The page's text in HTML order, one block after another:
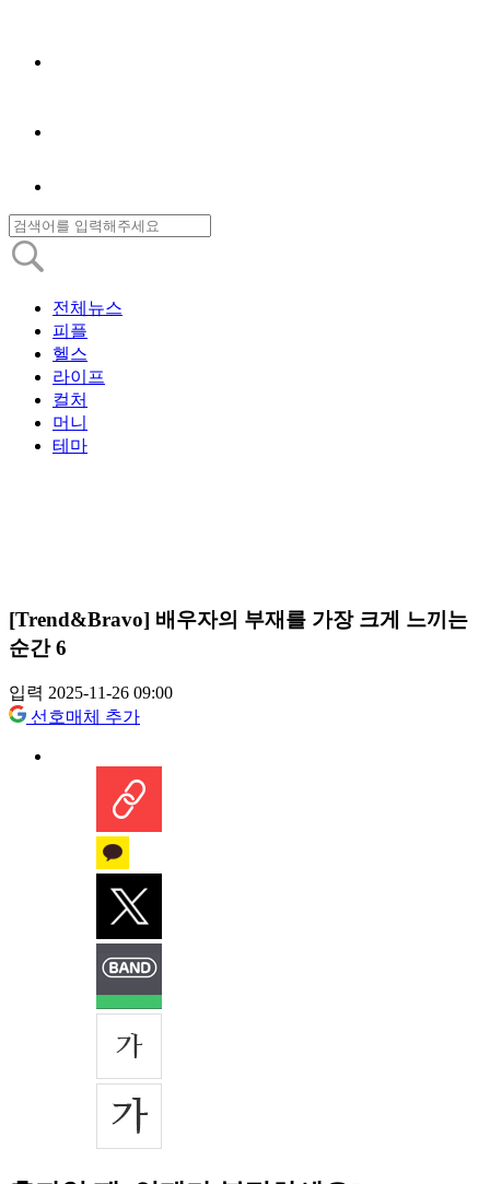
전체뉴스
피플
헬스
라이프
컬처
머니
테마
[Trend&Bravo] 배우자의 부재를 가장 크게 느끼는
순간 6
입력 2025-11-26 09:00
선호매체 추가